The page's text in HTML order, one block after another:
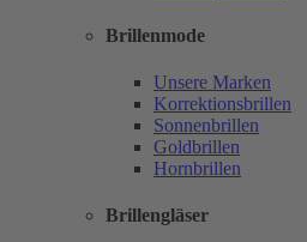
Brillenmode
Unsere Marken
Korrektionsbrillen
Sonnenbrillen
Goldbrillen
Hornbrillen
Brillengläser